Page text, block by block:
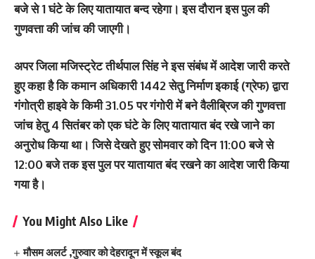
बजे से 1 घंटे के लिए यातायात बन्द रहेगा। इस दौरान इस पुल की
गुणवत्ता की जांच की जाएगी।
अपर जिला मजिस्ट्रेट तीर्थपाल सिंह ने इस संबंध में आदेश जारी करते
हुए कहा है कि कमान अधिकारी 1442 सेतु निर्माण इकाई (ग्रेफ) द्वारा
गंगोत्री हाइवे के किमी 31.05 पर गंगोरी में बने वैलीब्रिज की गुणवत्ता
जांच हेतु 4 सितंबर को एक घंटे के लिए यातायात बंद रखे जाने का
अनुरोध किया था। जिसे देखते हुए सोमवार को दिन 11:00 बजे से
12:00 बजे तक इस पुल पर यातायात बंद रखने का आदेश जारी किया
गया है।
You Might Also Like
मौसम अलर्ट ,गुरुवार को देहरादून में स्कूल बंद